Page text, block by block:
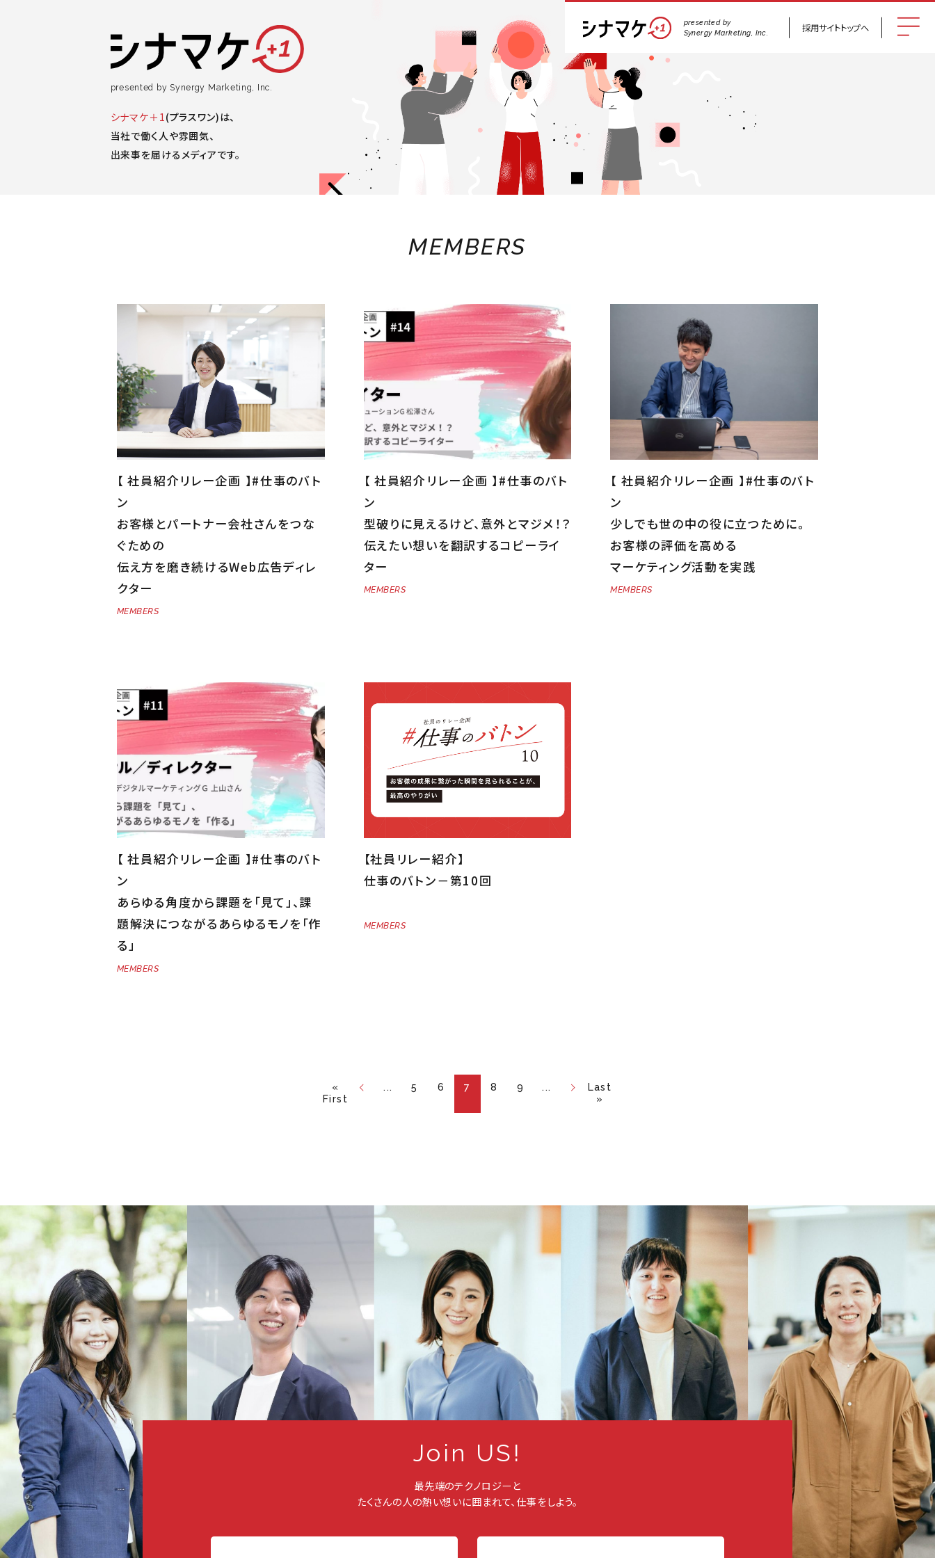
presented by
Synergy Marketing, Inc.
採用サイトトップへ
presented by Synergy Marketing, Inc.
シナマケ＋1(プラスワン)は、
当社で働く人や雰囲気、
出来事を届けるメディアです。
MEMBERS
【 社員紹介リレー企画 】#仕事のバト
ン
お客様とパートナー会社さんをつな
ぐための
伝え方を磨き続けるWeb広告ディレ
クター
MEMBERS
【 社員紹介リレー企画 】#仕事のバト
ン
型破りに見えるけど、意外とマジメ！？
伝えたい想いを翻訳するコピーライ
ター
MEMBERS
【 社員紹介リレー企画 】#仕事のバト
ン
少しでも世の中の役に立つために。
お客様の評価を高める
マーケティング活動を実践
MEMBERS
【 社員紹介リレー企画 】#仕事のバト
ン
あらゆる角度から課題を「見て」、課
題解決につながるあらゆるモノを「作
る」
MEMBERS
【社員リレー紹介】
仕事のバトン－第10回
MEMBERS
«
First
... 5 6 7 8 9 ...
Last
»
Join US!
最先端のテクノロジーと
たくさんの人の熱い想いに囲まれて、仕事をしよう。